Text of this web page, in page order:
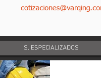
S. ESPECIALIZADOS